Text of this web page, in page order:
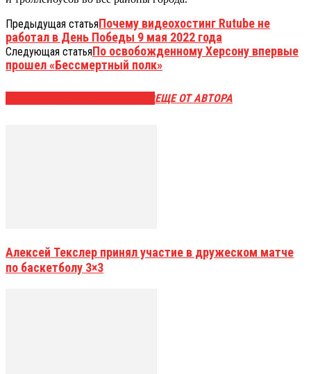
Предыдущая статьяПочему видеохостинг Rutube не
работал в День Победы 9 мая 2022 года
Следующая статьяПо освобожденному Херсону впервые
прошел «Бессмертный полк»
ЕЩЕ ОТ АВТОРА
Алексей Текслер принял участие в дружеском матче
по баскетболу 3×3